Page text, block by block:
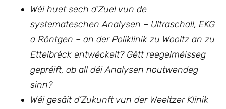
Wéi huet sech d’Zuel vun de
systemateschen Analysen – Ultraschall, EKG
a Röntgen – an der Poliklinik zu Wooltz an zu
Ettelbréck entwéckelt? Gëtt reegelméisseg
gepréift, ob all déi Analysen noutwendeg
sinn?
Wéi gesäit d’Zukunft vun der Weeltzer Klinik